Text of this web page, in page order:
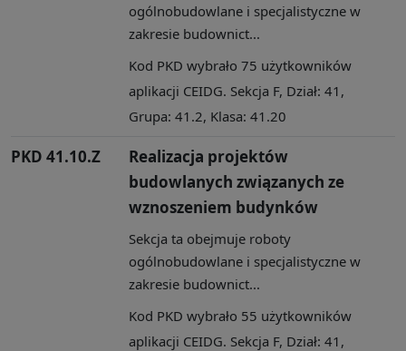
ogólnobudowlane i specjalistyczne w
zakresie budownict...
Kod PKD wybrało 75 użytkowników
aplikacji CEIDG. Sekcja F, Dział: 41,
Grupa: 41.2, Klasa: 41.20
PKD 41.10.Z
Realizacja projektów
budowlanych związanych ze
wznoszeniem budynków
Sekcja ta obejmuje roboty
ogólnobudowlane i specjalistyczne w
zakresie budownict...
Kod PKD wybrało 55 użytkowników
aplikacji CEIDG. Sekcja F, Dział: 41,